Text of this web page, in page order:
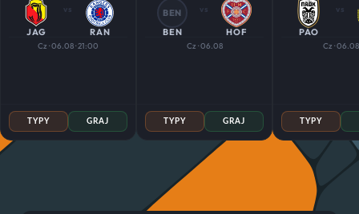
JAG
vs
RAN
Cz · 06.08 · 21:00
TYPY GRAJ
BEN
BEN
vs
HOF
Cz · 06.08
TYPY GRAJ
PAO
vs
Cz · 06.08
TYPY